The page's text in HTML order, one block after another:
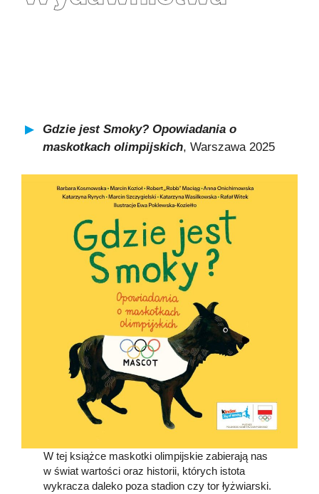
Gdzie jest Smoky? Opowiadania o
maskotkach olimpijskich, Warszawa 2025
W tej książce maskotki olimpijskie zabierają nas
w świat wartości oraz historii, których istota
wykracza daleko poza stadion czy tor łyżwiarski.